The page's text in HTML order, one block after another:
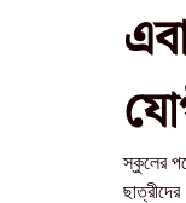
স্কুলের